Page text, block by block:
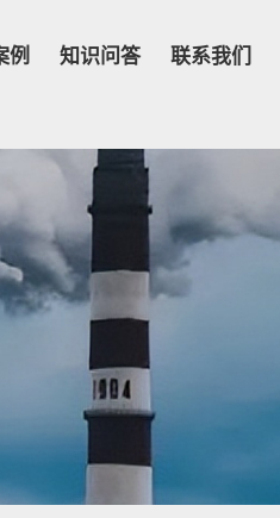
例 知识问答 联系我们